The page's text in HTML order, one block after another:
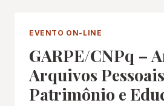
(BNF)
AO
ALCANCE
DO
BRASIL:
EVENTO ON-LINE
GARPE/CNPq –
Arquivos
Patrimônio e